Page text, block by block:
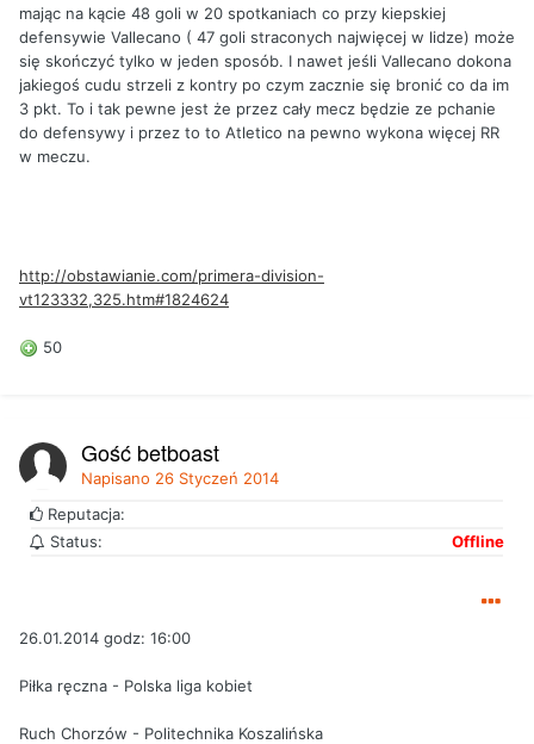
mając na kącie 48 goli w 20 spotkaniach co przy kiepskiej
defensywie Vallecano ( 47 goli straconych najwięcej w lidze) może
się skończyć tylko w jeden sposób. I nawet jeśli Vallecano dokona
jakiegoś cudu strzeli z kontry po czym zacznie się bronić co da im
3 pkt. To i tak pewne jest że przez cały mecz będzie ze pchanie
do defensywy i przez to to Atletico na pewno wykona więcej RR
w meczu.
http://obstawianie.com/primera-division-
vt123332,325.htm#1824624
50
Gość betboast
Napisano 26 Styczeń 2014
Reputacja:
Status:
Offline
26.01.2014 godz: 16:00
Piłka ręczna - Polska liga kobiet
Ruch Chorzów - Politechnika Koszalińska